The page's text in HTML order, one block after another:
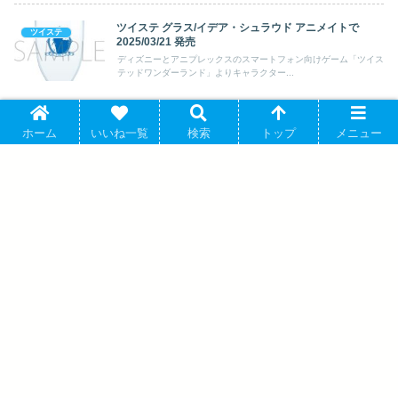
ツイステ
ツイステ グラス/イデア・シュラウド アニメイトで
2025/03/21 発売
ディズニーとアニプレックスのスマートフォン向けゲーム「ツイス
テッドワンダーランド」よりキャラクター...
ツイステ
ツイステ アクリルチャームセット/Halloween ver.2024
フロイド・リーチ アニメイトで 2024/09/21 発売
ホーム いいね一覧 検索 トップ メニュー